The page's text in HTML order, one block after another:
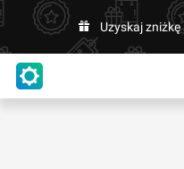
Uzyskaj